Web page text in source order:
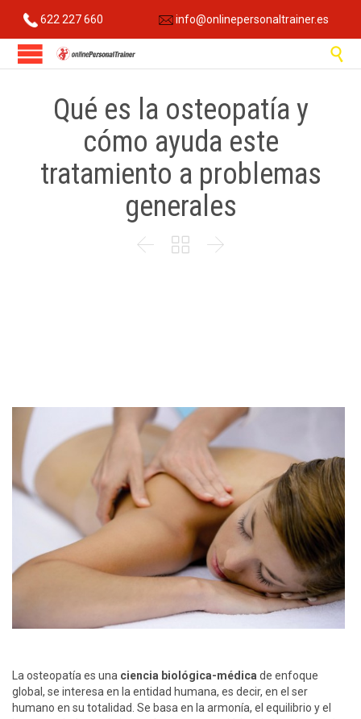
622 227 660 info@onlinepersonaltrainer.es

Qué es la osteopatía y
cómo ayuda este
tratamiento a problemas
generales
  
La osteopatía es una ciencia biológica-médica de enfoque
global, se interesa en la entidad humana, es decir, en el ser
humano en su totalidad. Se basa en la armonía, el equilibrio y el